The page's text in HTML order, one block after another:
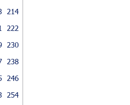
214
222
230
238
246
254